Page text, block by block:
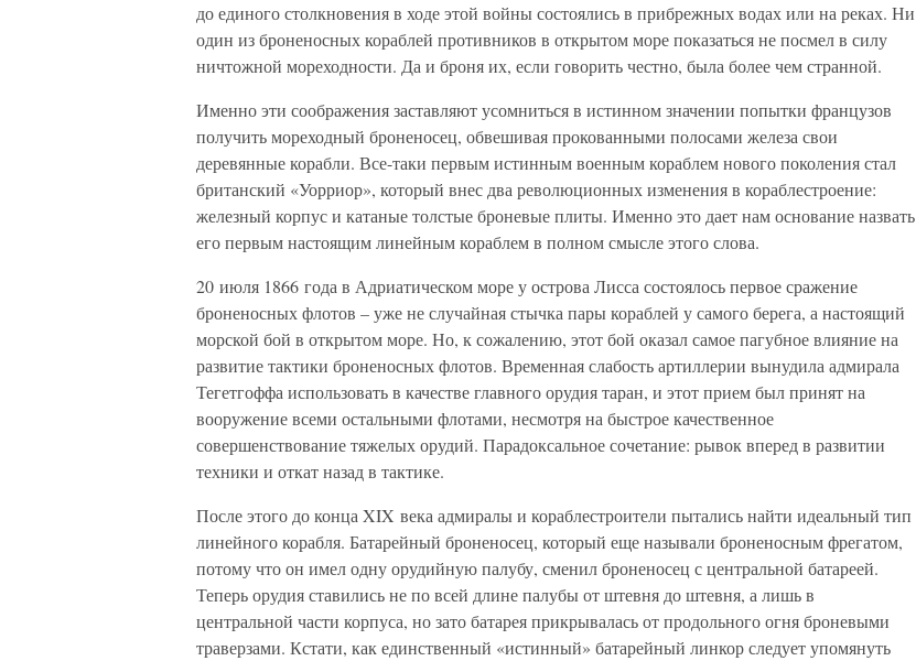
до единого столкновения в ходе этой войны состоялись в прибрежных водах или на реках. Ни
один из броненосных кораблей противников в открытом море показаться не посмел в силу
ничтожной мореходности. Да и броня их, если говорить честно, была более чем странной.
Именно эти соображения заставляют усомниться в истинном значении попытки французов
получить мореходный броненосец, обвешивая прокованными полосами железа свои
деревянные корабли. Все-таки первым истинным военным кораблем нового поколения стал
британский «Уорриор», который внес два революционных изменения в кораблестроение:
железный корпус и катаные толстые броневые плиты. Именно это дает нам основание назвать
его первым настоящим линейным кораблем в полном смысле этого слова.
20 июля 1866 года в Адриатическом море у острова Лисса состоялось первое сражение
броненосных флотов – уже не случайная стычка пары кораблей у самого берега, а настоящий
морской бой в открытом море. Но, к сожалению, этот бой оказал самое пагубное влияние на
развитие тактики броненосных флотов. Временная слабость артиллерии вынудила адмирала
Тегетгоффа использовать в качестве главного орудия таран, и этот прием был принят на
вооружение всеми остальными флотами, несмотря на быстрое качественное
совершенствование тяжелых орудий. Парадоксальное сочетание: рывок вперед в развитии
техники и откат назад в тактике.
После этого до конца XIX века адмиралы и кораблестроители пытались найти идеальный тип
линейного корабля. Батарейный броненосец, который еще называли броненосным фрегатом,
потому что он имел одну орудийную палубу, сменил броненосец с центральной батареей.
Теперь орудия ставились не по всей длине палубы от штевня до штевня, а лишь в
центральной части корпуса, но зато батарея прикрывалась от продольного огня броневыми
траверзами. Кстати, как единственный «истинный» батарейный линкор следует упомянуть